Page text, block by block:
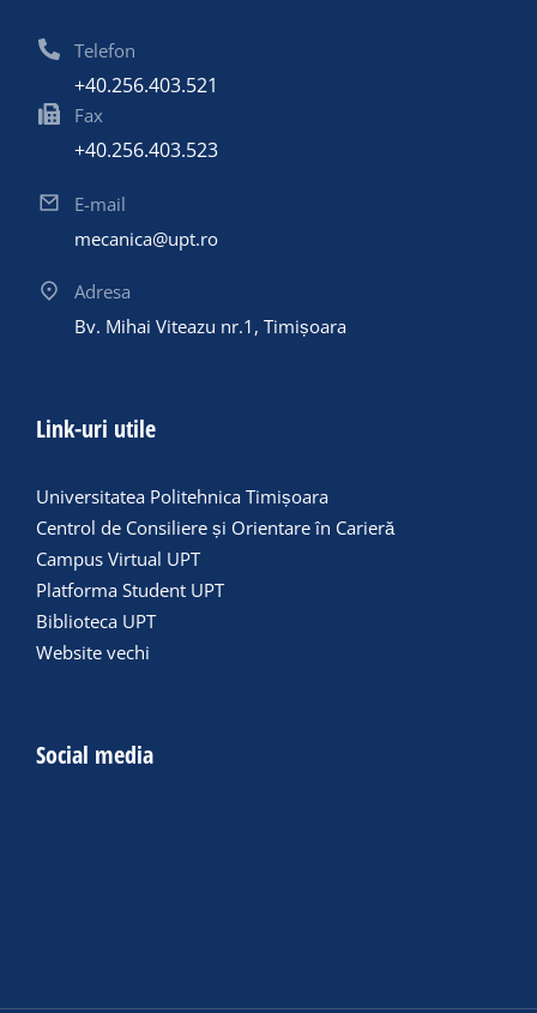
Telefon
+40.256.403.521
Fax
+40.256.403.523
E-mail
mecanica@upt.ro
Adresa
Bv. Mihai Viteazu nr.1, Timișoara
Link-uri utile
Universitatea Politehnica Timișoara
Centrol de Consiliere și Orientare în Carieră
Campus Virtual UPT
Platforma Student UPT
Biblioteca UPT
Website vechi
Social media